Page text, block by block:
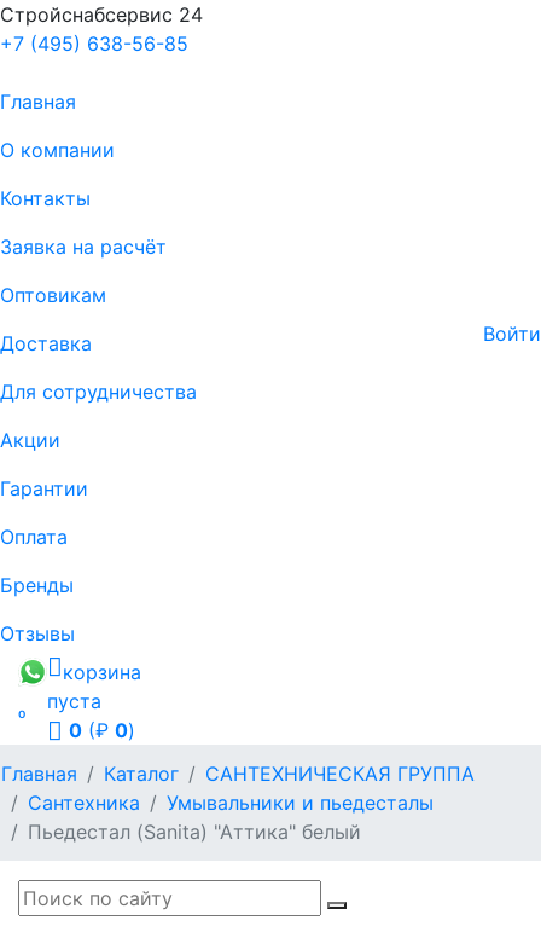
Стройснабсервис 24
+7 (495) 638-56-85
Главная
О компании
Контакты
Заявка на расчёт
Оптовикам
Доставка
Для сотрудничества
Акции
Гарантии
Оплата
Бренды
Отзывы
Войти

корзина
пуста
0 (₽ 0)
Главная
Каталог
САНТЕХНИЧЕСКАЯ ГРУППА
Сантехника
Умывальники и пьедесталы
Пьедестал (Sanita) "Аттика" белый